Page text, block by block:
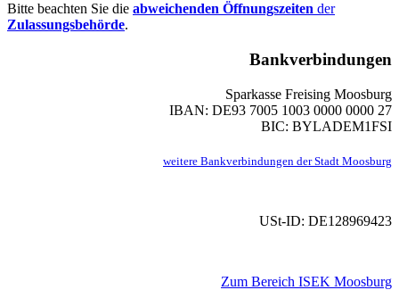
Bitte beachten Sie die abweichenden Öffnungszeiten der
Zulassungsbehörde.
Bankverbindungen
Sparkasse Freising Moosburg
IBAN: DE93 7005 1003 0000 0000 27
BIC: BYLADEM1FSI
weitere Bankverbindungen der Stadt Moosburg
USt-ID: DE128969423
Zum Bereich ISEK Moosburg